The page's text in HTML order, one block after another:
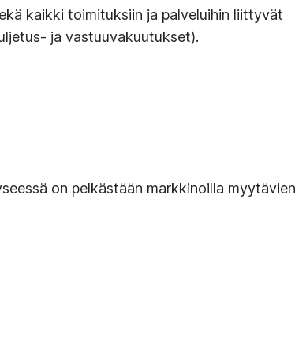
kaikki toimituksiin ja palveluihin liittyvät
ja vastuuvakuutukset).
on pelkästään markkinoilla myytävien